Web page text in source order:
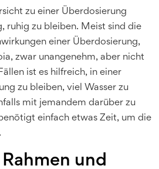
zu einer Überdosierung
ruhig zu bleiben. Meist sind die
einer Überdosierung,
zwar unangenehm, aber nicht
ist es hilfreich, in einer
zu bleiben, viel Wasser zu
mit jemandem darüber zu
einfach etwas Zeit, um die
und